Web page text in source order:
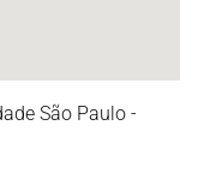
São Paulo -